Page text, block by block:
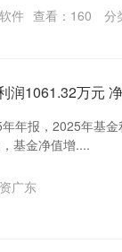
件 查看： 160 分
润1061.32万元
年报，2025年基金
基金净值增....
广东